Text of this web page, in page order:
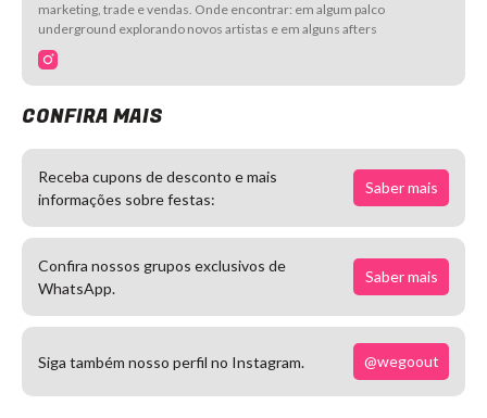
marketing, trade e vendas. Onde encontrar: em algum palco
underground explorando novos artistas e em alguns afters
CONFIRA MAIS
Receba cupons de desconto e mais
informações sobre festas:
Saber mais
Confira nossos grupos exclusivos de
WhatsApp.
Saber mais
Siga também nosso perfil no Instagram. @wegoout